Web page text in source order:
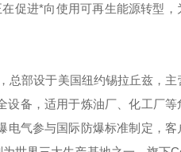
促进*向使用可再生能源转型，
总部设于美国纽约锡拉丘兹，主
设备，适用于炼油厂、化工厂等
电气参与国际防爆标准制定，客